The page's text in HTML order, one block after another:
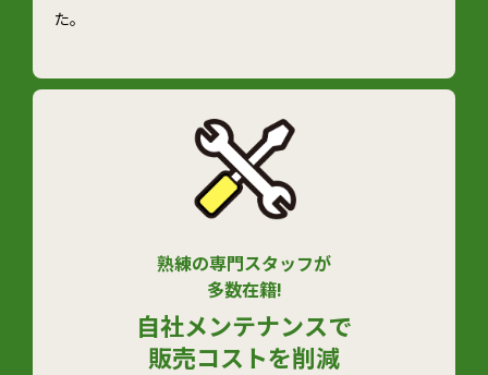
た。
熟練の専門スタッフが
多数在籍!
自社メンテナンスで
販売コストを削減